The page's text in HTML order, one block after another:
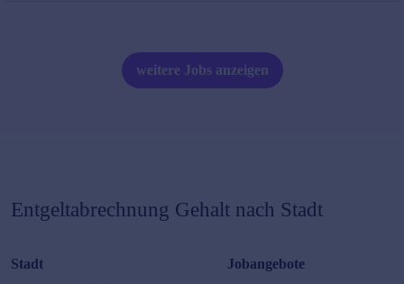
weitere Jobs anzeigen
Entgeltabrechnung Gehalt nach Stadt
Stadt
Jobangebote